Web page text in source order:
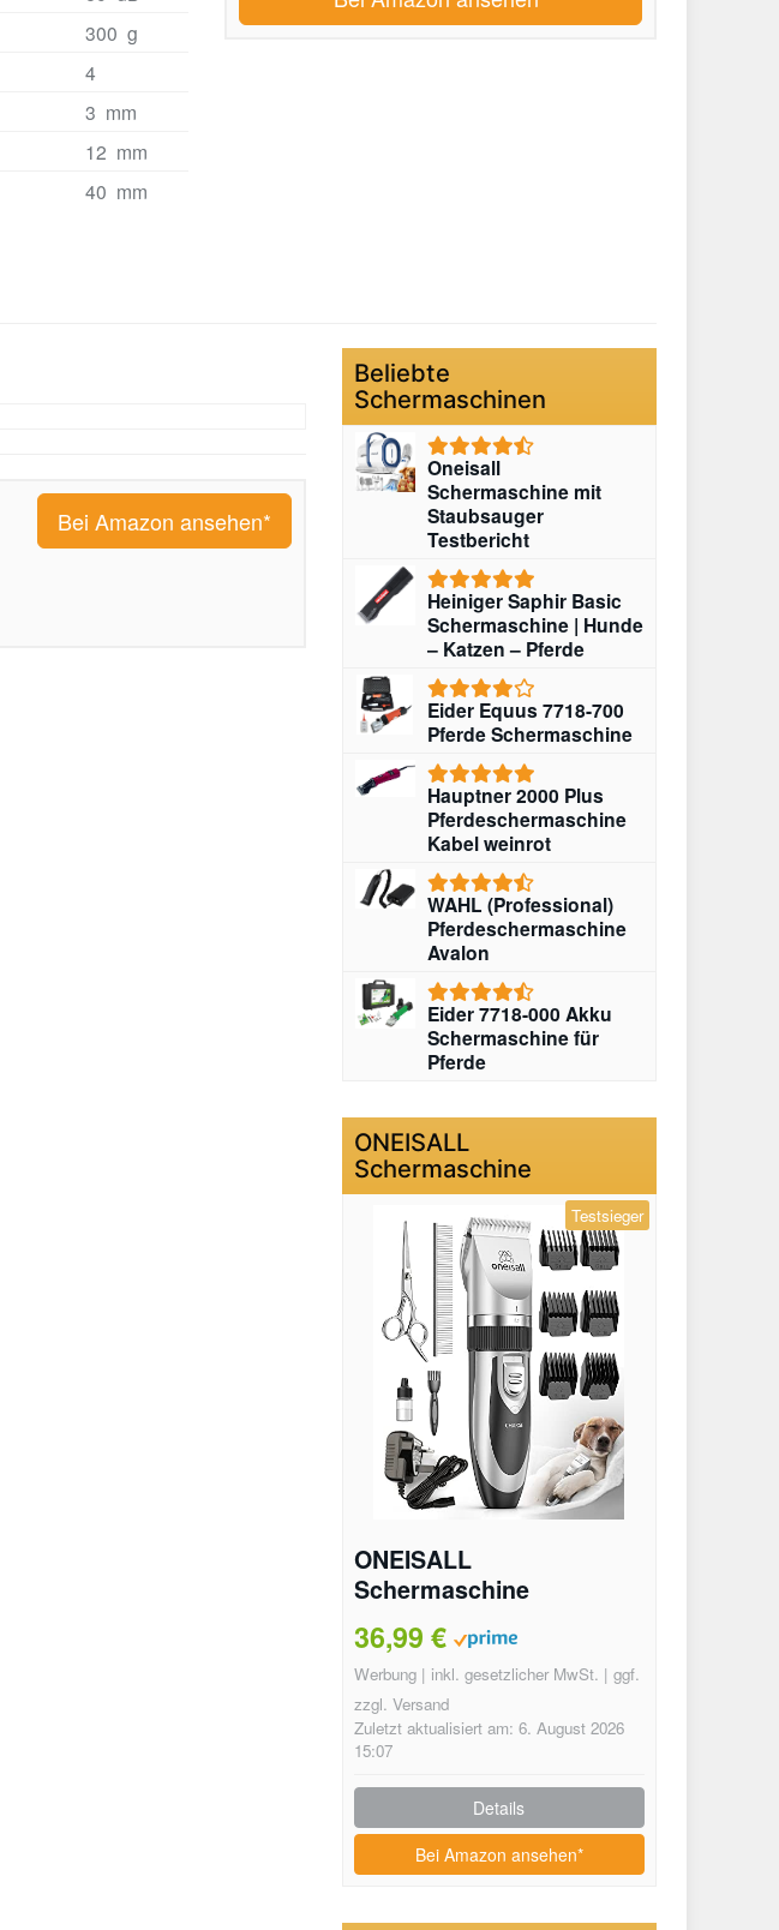
300 g
4
3 mm
12 mm
40 mm
Bei Amazon ansehen*
Beliebte
Schermaschinen
Oneisall
Schermaschine mit
Staubsauger
Testbericht
Heiniger Saphir Basic
Schermaschine | Hunde
– Katzen – Pferde
Eider Equus 7718-700
Pferde Schermaschine
Hauptner 2000 Plus
Pferdeschermaschine
Kabel weinrot
WAHL (Professional)
Pferdeschermaschine
Avalon
Eider 7718-000 Akku
Schermaschine für
Pferde
ONEISALL
Schermaschine
Testsieger
ONEISALL
Schermaschine
36,99 €
Werbung | inkl. gesetzlicher MwSt. | ggf.
zzgl. Versand
Zuletzt aktualisiert am: 6. August 2026
15:07
Details
Bei Amazon ansehen*